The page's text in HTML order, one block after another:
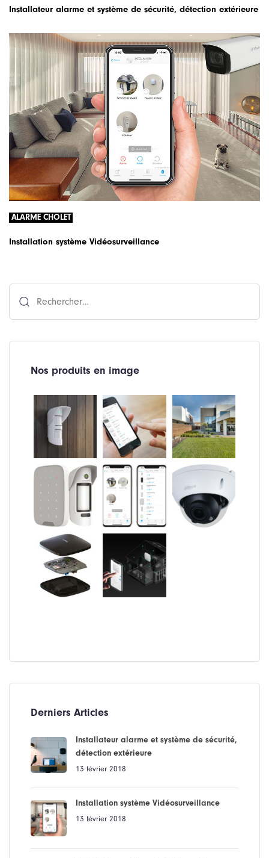
Installateur alarme et système de sécurité, détection extérieure
ALARME CHOLET
Installation système Vidéosurveillance
Nos produits en image
Derniers Articles
Installateur alarme et système de sécurité,
détection extérieure
13 février 2018
Installation système Vidéosurveillance
13 février 2018